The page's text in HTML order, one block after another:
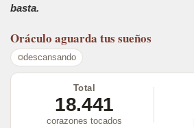
basta.
Oráculo aguarda tus sueños
descansando
Total
18.441
corazones tocados